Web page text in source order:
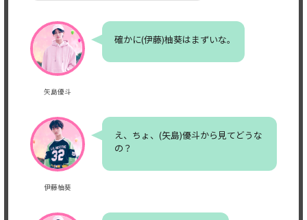
矢島優斗
確かに(伊藤)柚葵はまずいな。
伊藤柚葵
え、ちょ、(矢島)優斗から見てどうな
の？